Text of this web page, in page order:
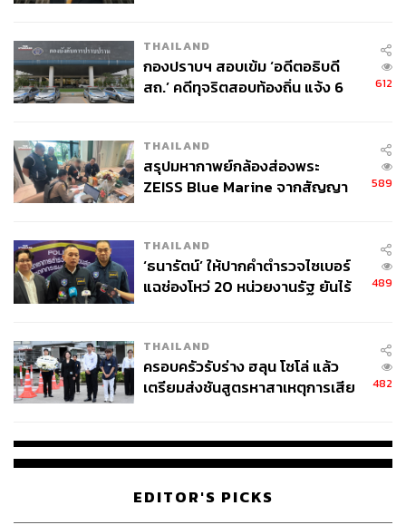
THAILAND
กองปราบฯ สอบเข้ม ‘อดีตอธิบดี
สถ.’ คดีทุจริตสอบท้องถิ่น แจ้ง 6
612
THAILAND
สรุปมหากาพย์กล้องส่องพระ
ZEISS Blue Marine จากสัญญา
จ่ายหนี้-แอบระบุแบรนด์
589
THAILAND
‘ธนารัตน์’ ให้ปากคำตำรวจไซเบอร์
แฉช่องโหว่ 20 หน่วยงานรัฐ ยันไร้
489
THAILAND
ครอบครัวรับร่าง ฮลุน โซโล่ แล้ว
เตรียมส่งชันสูตรหาสาเหตุการเสีย
482
EDITOR'S PICKS